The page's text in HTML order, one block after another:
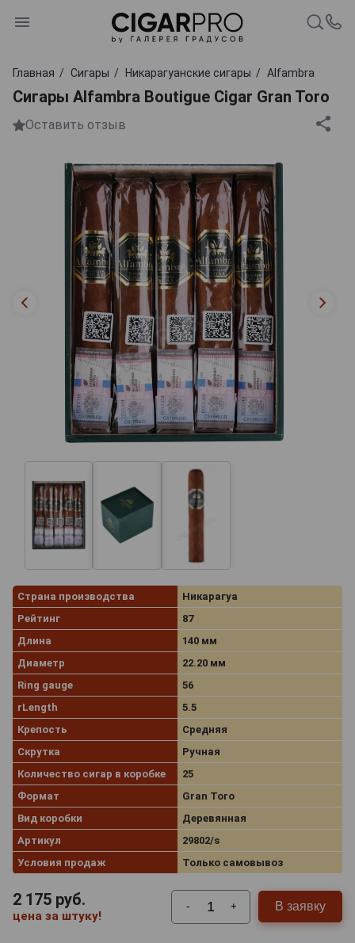
Главная Сигары Никарагуанские сигары Alfambra
Сигары Alfambra Boutigue Cigar Gran Toro
Оставить отзыв
Страна производства
Никарагуа
Рейтинг
87
Длина
140 мм
Диаметр
22.20 мм
Ring gauge
56
rLength
5.5
Крепость
Средняя
Скрутка
Ручная
Количество сигар в коробке
25
Формат
Gran Toro
Вид коробки
Деревянная
Артикул
29802/s
Условия продаж
Только самовывоз
2 175 руб.
цена за штуку!
- + В заявку